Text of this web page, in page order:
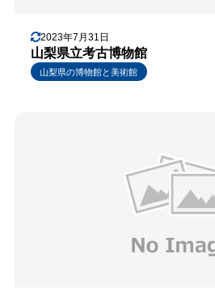
2023年7月31日
山梨県立考古博物館
山梨県の博物館と美術館